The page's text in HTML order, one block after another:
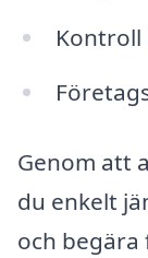
Genom att
du enkelt
och